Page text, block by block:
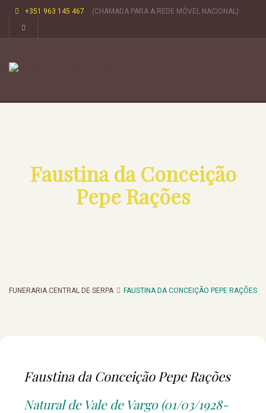
+351 963 145 467 (CHAMADA PARA A REDE MÓVEL NACIONAL)
Faustina da Conceição
Pepe Rações
FUNERARIA CENTRAL DE SERPA FAUSTINA DA CONCEIÇÃO PEPE RAÇÕES
Faustina da Conceição Pepe Rações
Natural de Vale de Vargo (01/03/1928-